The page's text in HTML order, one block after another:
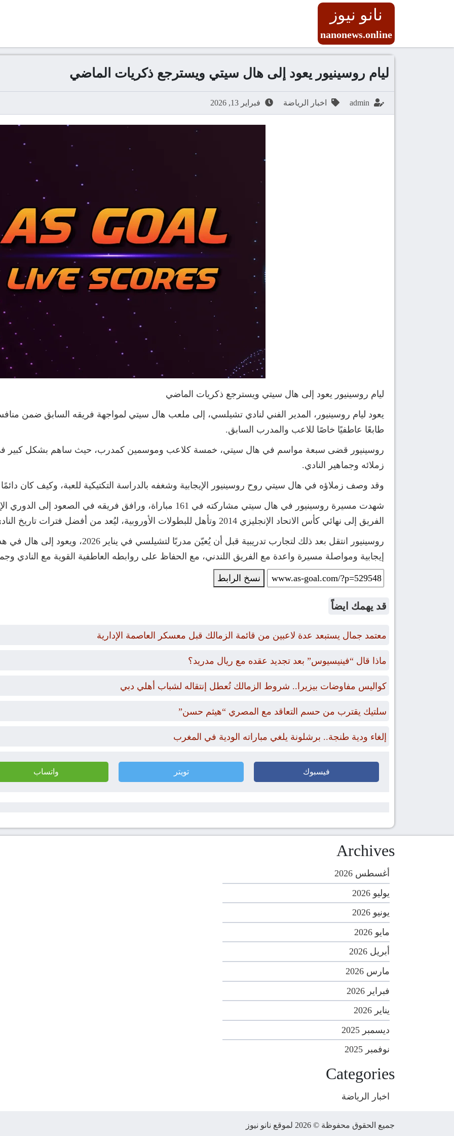
نانو نيوز
nanonews.online
ليام روسينيور يعود إلى هال سيتي ويسترجع ذكريات الماضي
admin اخبار الرياضة فبراير 13, 2026
ليام روسينيور يعود إلى هال سيتي ويسترجع ذكريات الماضي
يعود ليام روسينيور، المدير الفني لنادي تشيلسي، إلى ملعب هال سيتي لمواجهة فريقه السابق ضمن
طابعًا عاطفيًا خاصًا للاعب والمدرب السابق.
روسينيور قضى سبعة مواسم في هال سيتي، خمسة كلاعب وموسمين كمدرب، حيث ساهم بشكل كبير
زملائه وجماهير النادي.
وقد وصف زملاؤه في هال سيتي روح روسينيور الإيجابية وشغفه بالدراسة التكتيكية للعبة، وكيف كان
الفريق إلى نهائي كأس الاتحاد الإنجليزي 2014 وتأهل للبطولات الأوروبية، ليُعد من أفضل فترات تاريخ النادي.
روسينيور انتقل بعد ذلك لتجارب تدريبية قبل أن
إيجابية ومواصلة مسيرة واعدة مع الفريق اللندني، مع الحفاظ على روابطه العاطفية القوية مع النادي
نسخ الرابط
قد يهمك ايضاً
معتمد جمال يستبعد عدة لاعبين من قائمة الزمالك قبل معسكر العاصمة الإدارية
ماذا قال “فينيسيوس” بعد تجديد عقده مع ريال مدريد؟
كواليس مفاوضات بيزيرا.. شروط الزمالك تُعطل إنتقاله لشباب أهلي دبي
سلتيك يقترب من حسم التعاقد مع المصري “هيثم حسن”
إلغاء ودية طنجة.. برشلونة يلغي مباراته الودية في المغرب
فيسبوك تويتر واتساب
Archives
أغسطس 2026
يوليو 2026
يونيو 2026
مايو 2026
أبريل 2026
مارس 2026
فبراير 2026
يناير 2026
ديسمبر 2025
نوفمبر 2025
Categories
اخبار الرياضة
جميع الحقوق محفوظة © 2026 لموقع نانو نيوز